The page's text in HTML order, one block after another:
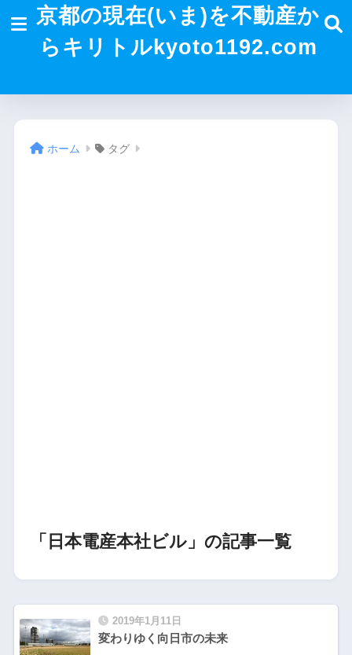
京都の現在(いま)を不動産か
らキリトルkyoto1192.com
ホーム タグ
「日本電産本社ビル」の記事一覧
2019年1月11日
変わりゆく向日市の未来